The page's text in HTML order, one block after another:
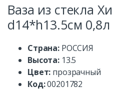
Ваза из стекла
d14*h13.5см
Страна: РОССИЯ
Высота: 13.5
Цвет: прозрачный
Код:00201782